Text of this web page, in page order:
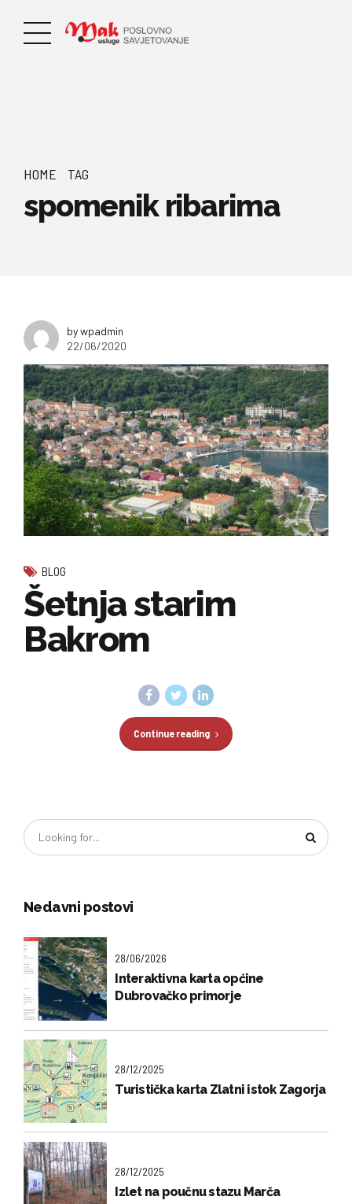
HOME TAG
spomenik ribarima
by wpadmin
22/06/2020
BLOG
Šetnja starim
Bakrom
Continue reading
Nedavni postovi
28/06/2026
Interaktivna karta općine
Dubrovačko primorje
28/12/2025
Turistička karta Zlatni istok Zagorja
28/12/2025
Izlet na poučnu stazu Marča